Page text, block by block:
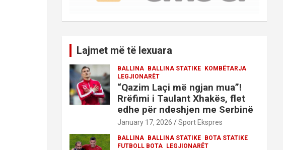
Lajmet më të lexuara
BALLINA BALLINA STATIKE KOMBËTARJA
LEGJIONARËT
“Qazim Laçi më ngjan mua”!
Rrëfimi i Taulant Xhakës, flet
edhe për ndeshjen me Serbinë
January 17, 2026 Sport Ekspres
BALLINA BALLINA STATIKE BOTA STATIKE
FUTBOLL BOTA LEGJIONARËT